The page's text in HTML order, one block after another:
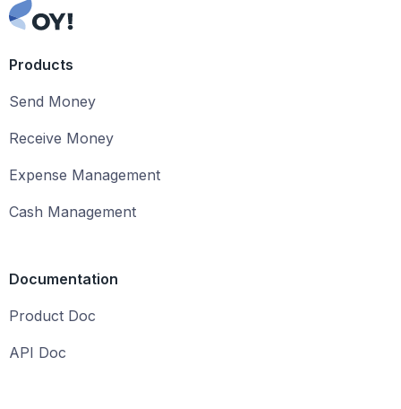
Products
Send Money
Receive Money
Expense Management
Cash Management
Documentation
Product Doc
API Doc